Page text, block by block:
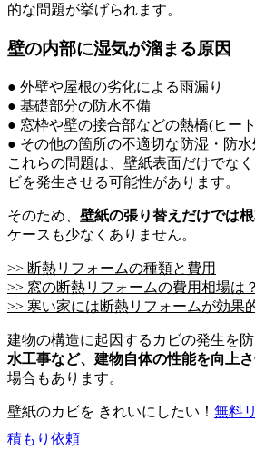
的な問題が挙げられます。
壁の内部に湿気が溜まる原因
● 外壁や屋根の劣化による雨漏り
● 基礎部分の防水不備
● 窓枠や壁の接合部などの熱橋(ヒー
● その他の箇所の不適切な防湿・防水
これらの問題は、壁紙表面だけでな
ビを発生させる可能性があります。
そのため、 壁紙の張り替えだけでは
ケースも少なくありません。
>> 断熱リフォームの種類と費用
>> 窓の断熱リフォームの費用相場は？
>> 寒い家には断熱リフォームが効果
建物の構造に起因するカビの発生を防
水工事など、建物自体の性能を向上
場合もあります。
壁紙のカビを きれいにしたい！ 無料
積もり依頼